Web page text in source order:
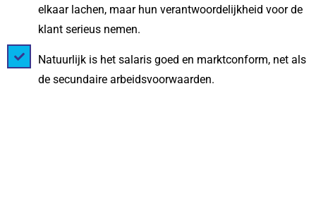
elkaar lachen, maar hun verantwoordelijkheid voor de
klant serieus nemen.
Natuurlijk is het salaris goed en marktconform, net als
de secundaire arbeidsvoorwaarden.